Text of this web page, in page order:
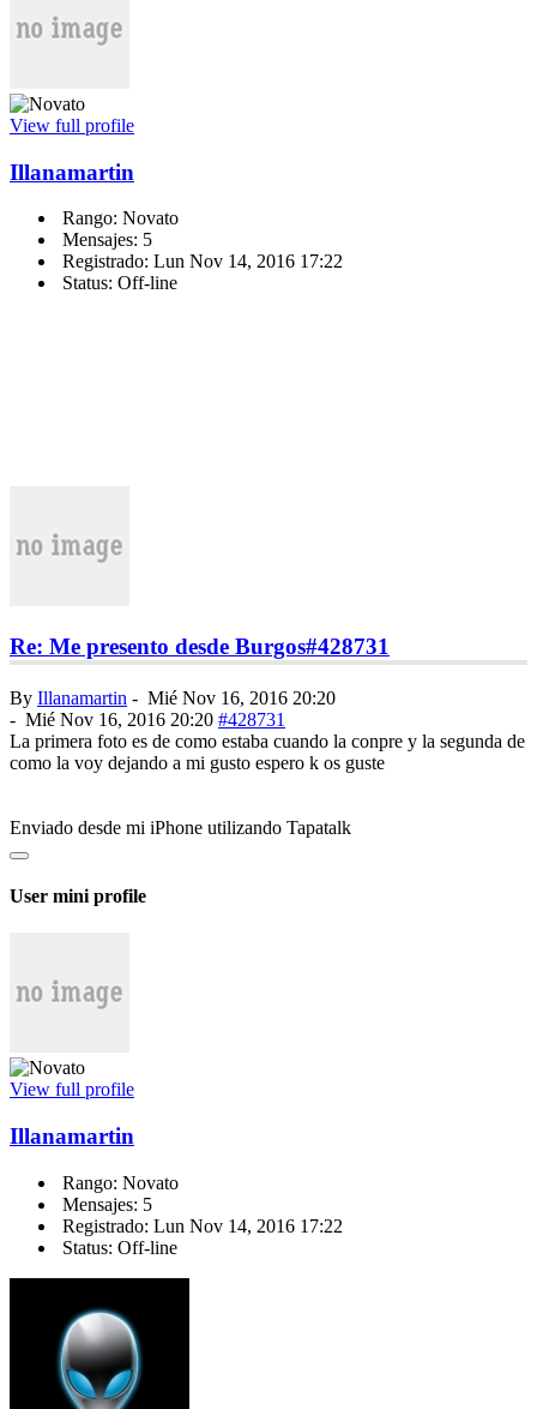
View full profile
Illanamartin
Rango: Novato
Mensajes: 5
Registrado: Lun Nov 14, 2016 17:22
Status: Off-line
Re: Me presento desde Burgos#428731
By Illanamartin - Mié Nov 16, 2016 20:20
- Mié Nov 16, 2016 20:20 #428731
La primera foto es de como estaba cuando la conpre y la segunda de
como la voy dejando a mi gusto espero k os guste
Enviado desde mi iPhone utilizando Tapatalk
User mini profile
View full profile
Illanamartin
Rango: Novato
Mensajes: 5
Registrado: Lun Nov 14, 2016 17:22
Status: Off-line